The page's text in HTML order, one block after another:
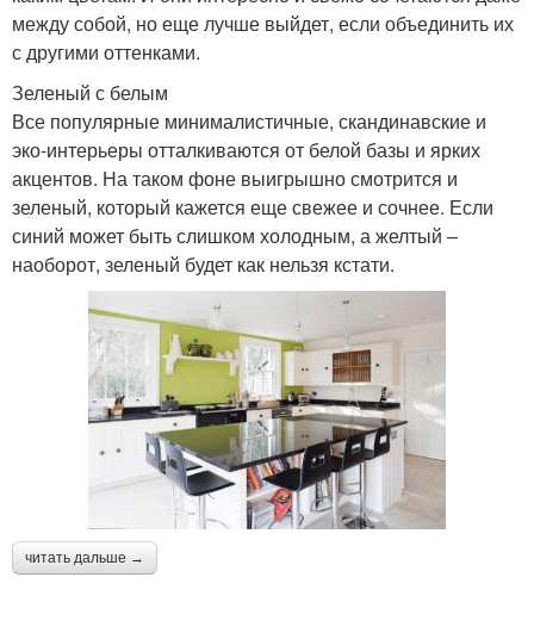
между собой, но еще лучше выйдет, если объединить их
с другими оттенками.
Зеленый с белым
Все популярные минималистичные, скандинавские и
эко-интерьеры отталкиваются от белой базы и ярких
акцентов. На таком фоне выигрышно смотрится и
зеленый, который кажется еще свежее и сочнее. Если
синий может быть слишком холодным, а желтый –
наоборот, зеленый будет как нельзя кстати.
читать дальше →